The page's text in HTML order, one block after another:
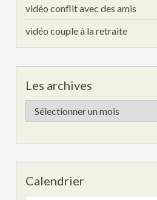
vidéo conflit avec des amis
vidéo couple à la retraite
Les archives
Les
archives
Calendrier